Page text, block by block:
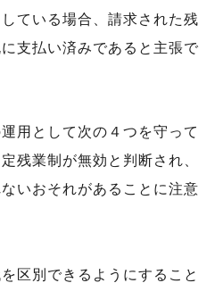
ている場合、請求された残
支払い済みであると主張で
用として次の４つを守って
残業制が無効と判断され、
いおそれがあることに注意
区別できるようにすること